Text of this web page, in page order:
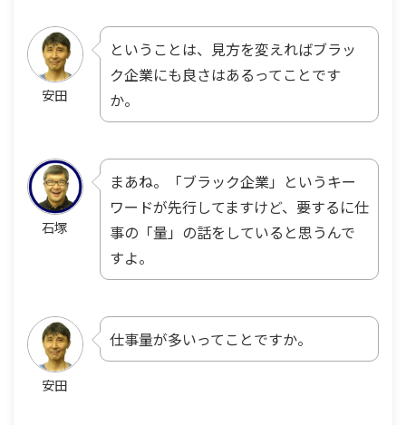
安田
ということは、見方を変えればブラッ
ク企業にも良さはあるってことです
か。
石塚
まあね。「ブラック企業」というキー
ワードが先行してますけど、要するに仕
事の「量」の話をしていると思うんで
すよ。
安田
仕事量が多いってことですか。